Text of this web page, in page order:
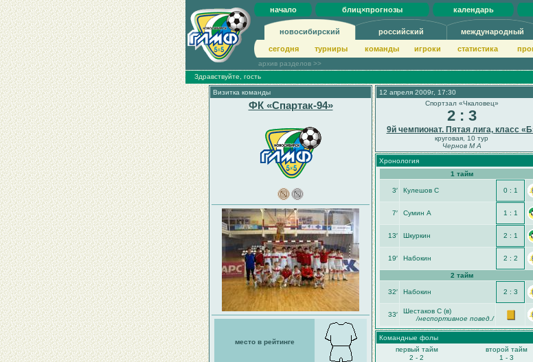
начало блиц×прогнозы календарь
новосибирский российский международный
сегодня турниры команды игроки статистика
архив разделов >>
Здравствуйте, гость
Визитка команды
ФК «Спартак-94»
место в рейтинге
12 апреля 2009г, 17:30
Спортзал «Чкаловец»
2 : 3
9й чемпионат. Пятая лига, класс
круговая, 10 тур
Чернов М А
Хронология
1 тайм
3′ Кулешов С 0 : 1
7′ Сумин А 1 : 1
13′ Шкуркин 2 : 1
19′ Набокин 2 : 2
2 тайм
32′ Набокин 2 : 3
33′
Шестаков С (в)
/неспортивное повед./
Командные фолы
первый тайм
второй тайм
2 - 2
1 - 3